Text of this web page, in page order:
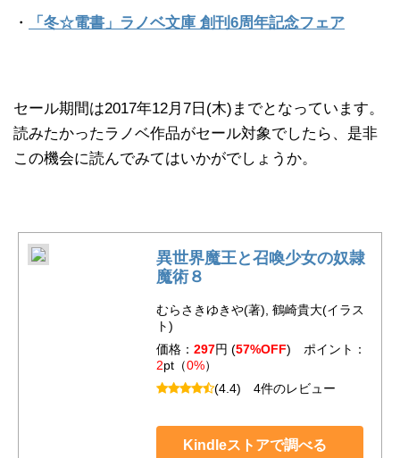
・ 「冬☆電書」ラノベ文庫 創刊6周年記念フェア
セール期間は2017年12月7日(木)までとなっています。
読みたかったラノベ作品がセール対象でしたら、是非
この機会に読んでみてはいかがでしょうか。
異世界魔王と召喚少女の奴隷
魔術８
むらさきゆきや(著), 鶴崎貴大(イラス
ト)
価格： 297円 (57%OFF) ポイント：
2pt（0%）
(4.4) 4件のレビュー
Kindleストアで調べる